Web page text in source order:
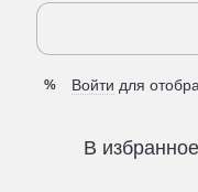
% Войти для
В избранное